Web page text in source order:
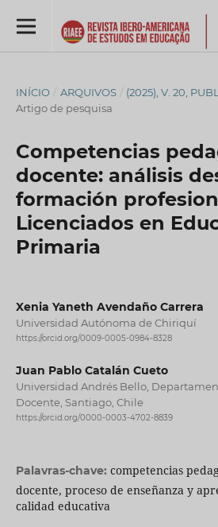
INÍCIO / ARQUIVOS / (2025), V. 20,
Artigo de pesquisa
Competencias
docente: análisis
formación
Licenciados en
Primaria
Xenia Yaneth Avendaño Carrera
Universidad Autónoma de Chiriquí
https://orcid.org/0009-0005-0984-8328
Juan Pablo Catalán Cueto
Universidad Andrés Bello,
Docente, Santiago, Chile
https://orcid.org/0000-0003-4702-8839
Palavras-chave: competencias
docente, proceso de enseñanza y
calidad educativa